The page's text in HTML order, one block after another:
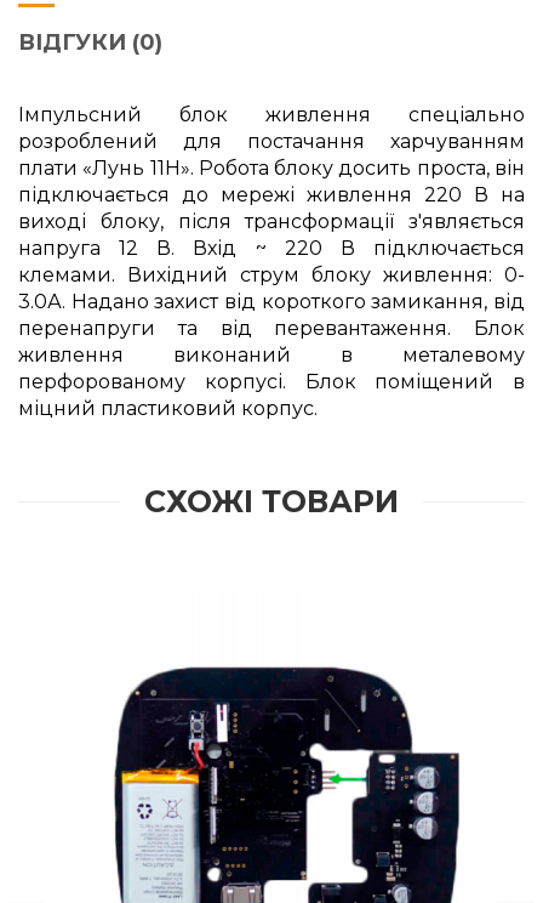
ВІДГУКИ (0)
Імпульсний блок живлення спеціально
розроблений для постачання харчуванням
плати «Лунь 11Н». Робота блоку досить проста, він
підключається до мережі живлення 220 В на
виході блоку, після трансформації з'являється
напруга 12 В. Вхід ~ 220 В підключається
клемами. Вихідний струм блоку живлення: 0-
3.0А. Надано захист від короткого замикання, від
перенапруги та від перевантаження. Блок
живлення виконаний в металевому
перфорованому корпусі. Блок поміщений в
міцний пластиковий корпус.
СХОЖІ ТОВАРИ